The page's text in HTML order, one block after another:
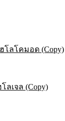
ฮโลโคมอด (Copy)
ลเจล (Copy)